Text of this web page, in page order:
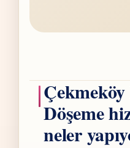
Döşeme
neler